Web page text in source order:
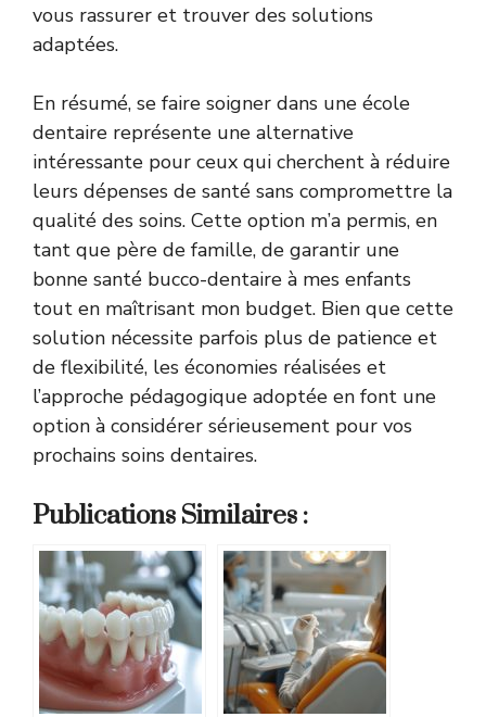
vous rassurer et trouver des solutions
adaptées.
En résumé, se faire soigner dans une école
dentaire représente une alternative
intéressante pour ceux qui cherchent à réduire
leurs dépenses de santé sans compromettre la
qualité des soins. Cette option m’a permis, en
tant que père de famille, de garantir une
bonne santé bucco-dentaire à mes enfants
tout en maîtrisant mon budget. Bien que cette
solution nécessite parfois plus de patience et
de flexibilité, les économies réalisées et
l’approche pédagogique adoptée en font une
option à considérer sérieusement pour vos
prochains soins dentaires.
Publications Similaires :